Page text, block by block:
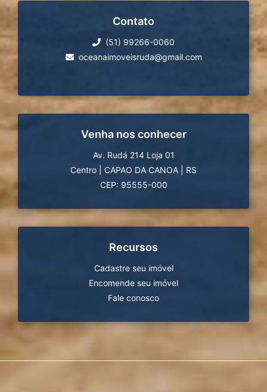
Contato
(51) 99266-0060
oceanaimoveisruda@gmail.com
Venha nos conhecer
Av. Rudá 214 Loja 01
Centro
CAPAO DA CANOA
RS
CEP: 95555-000
Recursos
Cadastre seu imóvel
Encomende seu imóvel
Fale conosco